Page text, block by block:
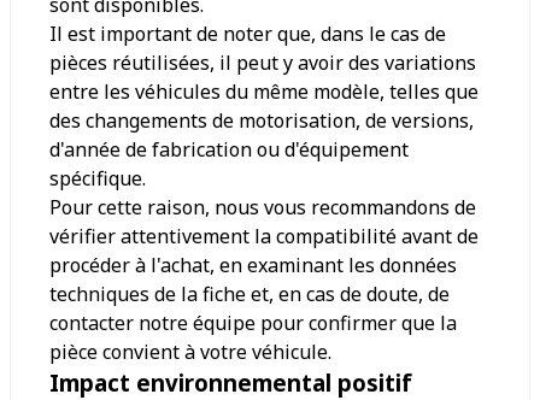
Il est important de noter que, dans le cas de
pièces réutilisées, il peut y avoir des variations
entre les véhicules du même modèle, telles que
des changements de motorisation, de versions,
d'année de fabrication ou d'équipement
spécifique.
Pour cette raison, nous vous recommandons de
vérifier attentivement la compatibilité avant de
procéder à l'achat, en examinant les données
techniques de la fiche et, en cas de doute, de
contacter notre équipe pour confirmer que la
pièce convient à votre véhicule.
Impact environnemental positif